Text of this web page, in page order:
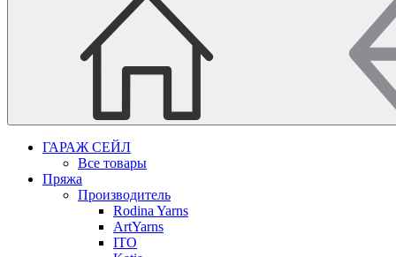
ГАРАЖ СЕЙЛ
Все товары
Пряжа
Производитель
Rodina Yarns
ArtYarns
ITO